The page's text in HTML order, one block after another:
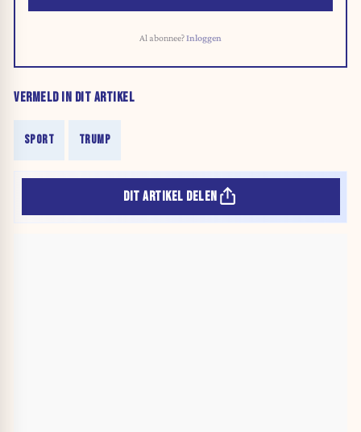
Al abonnee?Inloggen
VERMELD IN DIT ARTIKEL
SPORT TRUMP
DIT ARTIKEL DELEN